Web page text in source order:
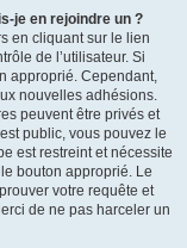
je en rejoindre un ?
en cliquant sur le lien
de l’utilisateur. Si
approprié. Cependant,
nouvelles adhésions.
peuvent être privés et
public, vous pouvez le
est restreint et nécessite
bouton approprié. Le
votre requête et
de ne pas harceler un